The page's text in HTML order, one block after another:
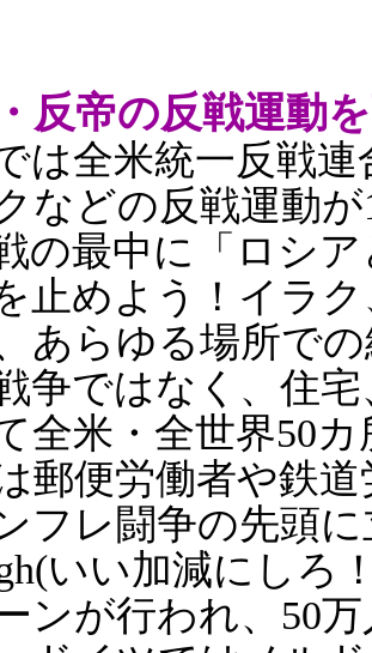
反帝の反戦運動
は全米統一反戦連
などの反戦運動
の最中に「ロシ
止めよう！イラ
あらゆる場所で
争ではなく、住
全米・全世界50
郵便労働者や鉄
フレ闘争の先頭
いい加減にし
ンが行われ、50